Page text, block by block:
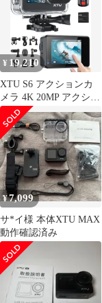
¥ 19,210
XTU S6 アクションカ
メラ 4K 20MP アクショ
ンカム 【Ambarella H22
CPU&SONY IMX386 セ
ンサー】SuperSmooth手
ぶれ補正4.0 スポーツカ
メラ 外部マイク対応 縦
向き撮影 音声制御機能
WiFi 440ef2dd
¥7,099
サ*イ様 本体XTU MAX
動作確認済み